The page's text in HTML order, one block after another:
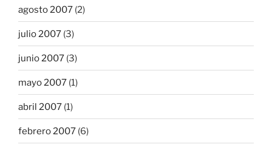
agosto 2007 (2)
julio 2007 (3)
junio 2007 (3)
mayo 2007 (1)
abril 2007 (1)
febrero 2007 (6)